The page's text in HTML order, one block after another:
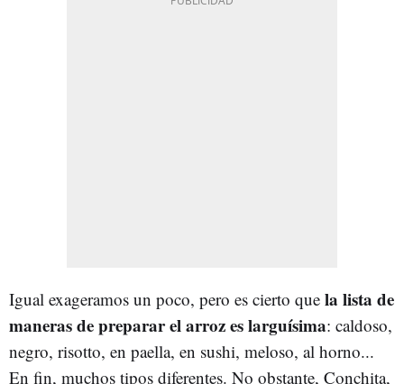
Igual exageramos un poco, pero es cierto que la lista de
maneras de preparar el arroz es larguísima: caldoso,
negro, risotto, en paella, en sushi, meloso, al horno...
En fin, muchos tipos diferentes. No obstante, Conchita,